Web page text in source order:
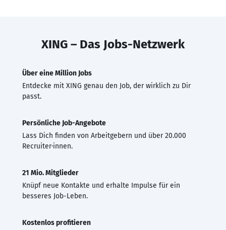
XING – Das Jobs-Netzwerk
Über eine Million Jobs
Entdecke mit XING genau den Job, der wirklich zu Dir
passt.
Persönliche Job-Angebote
Lass Dich finden von Arbeitgebern und über 20.000
Recruiter·innen.
21 Mio. Mitglieder
Knüpf neue Kontakte und erhalte Impulse für ein
besseres Job-Leben.
Kostenlos profitieren